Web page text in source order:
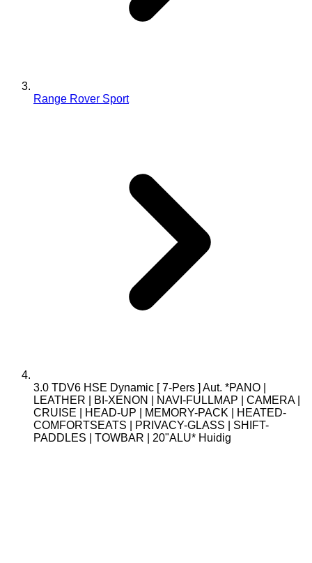
Range Rover Sport
3.0 TDV6 HSE Dynamic [ 7-Pers ] Aut. *PANO |
LEATHER | BI-XENON | NAVI-FULLMAP | CAMERA |
CRUISE | HEAD-UP | MEMORY-PACK | HEATED-
COMFORTSEATS | PRIVACY-GLASS | SHIFT-
PADDLES | TOWBAR | 20"ALU* Huidig